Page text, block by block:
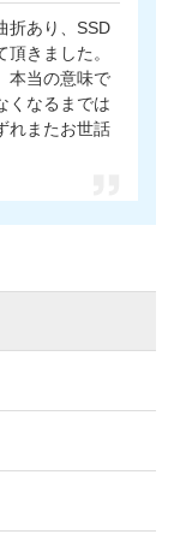
折あり、SSD
きました。
本当の意味で
くなるまでは
れまたお世話